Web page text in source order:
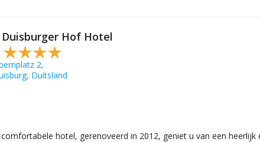
Hof Hotel
2,
Duitsland
hotel, gerenoveerd in 2012, geniet u van een